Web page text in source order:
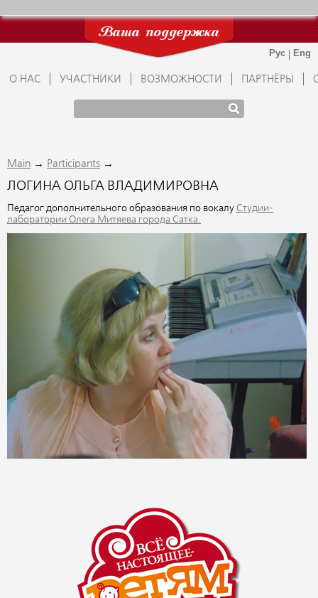
Ваша поддержка
О НАС УЧАСТНИКИ ВОЗМОЖНОСТИ ПАРТНЁРЫ
Main → Participants →
ЛОГИНА ОЛЬГА ВЛАДИМИРОВНА
Педагог дополнительного образования по вокалу Студии-
лаборатории Олега Митяева города Сатка.